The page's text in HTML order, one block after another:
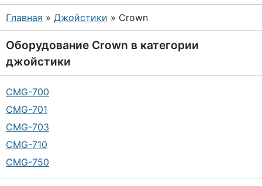
Главная » Джойстики » Crown
Оборудование Crown в категории
джойстики
CMG-700
CMG-701
CMG-703
CMG-710
CMG-750